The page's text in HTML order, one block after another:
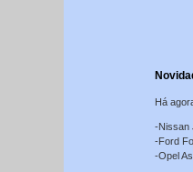
Há
-Nissan
-Ford
-Opel